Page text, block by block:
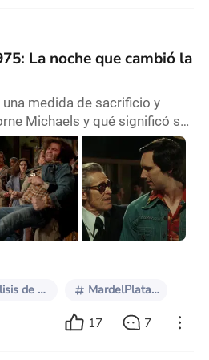
La noche que cambió la
una medida de sacrificio y
Michaels y qué significó su
entretenimiento?
leído o escuchado sobre
escritor canadiense es uno
la historia de la TV.
comedia dramática - y que
de origen - dirigida
Análisis de audiencia MardelPlataFF2024
17 7